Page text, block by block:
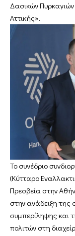
Δασικών
Αττικής».
Το συνέδριο
(Κύτταρο
Πρεσβεία στην
στην ανάδειξη της
συμπερίληψης και
πολιτών στη